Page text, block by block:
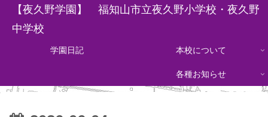
【夜久野学園】 福知山市立夜久野小学校・夜久野
中学校
学園日記 本校について
各種お知らせ